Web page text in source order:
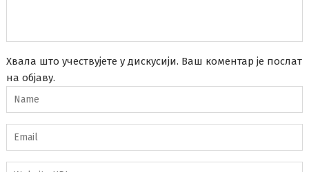
Хвала што учествујете у дискусији. Ваш коментар је послат
на објаву.